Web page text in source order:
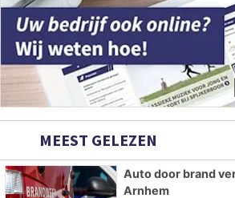
MEEST GELEZEN
Auto door brand
Arnhem